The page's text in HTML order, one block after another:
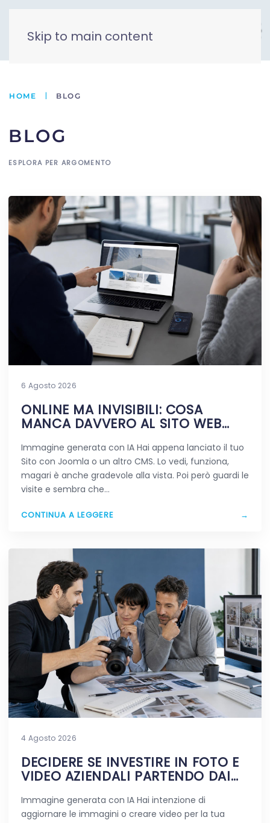
Skip to main content
HOME BLOG
BLOG
ESPLORA PER ARGOMENTO
6 Agosto 2026
ONLINE MA INVISIBILI: COSA
MANCA DAVVERO AL SITO WEB
Immagine generata con IA Hai appena lanciato il tuo
Sito con Joomla o un altro CMS. Lo vedi, funziona,
magari è anche gradevole alla vista. Poi però guardi le
visite e sembra che…
CONTINUA A LEGGERE →
4 Agosto 2026
DECIDERE SE INVESTIRE IN FOTO E
VIDEO AZIENDALI PARTENDO DAI
Immagine generata con IA Hai intenzione di
aggiornare le immagini o creare video per la tua